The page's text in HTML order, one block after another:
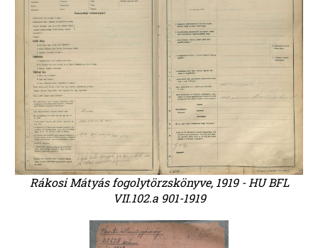
Rákosi Mátyás fogolytörzskönyve, 1919 - HU BFL
VII.102.a 901-1919